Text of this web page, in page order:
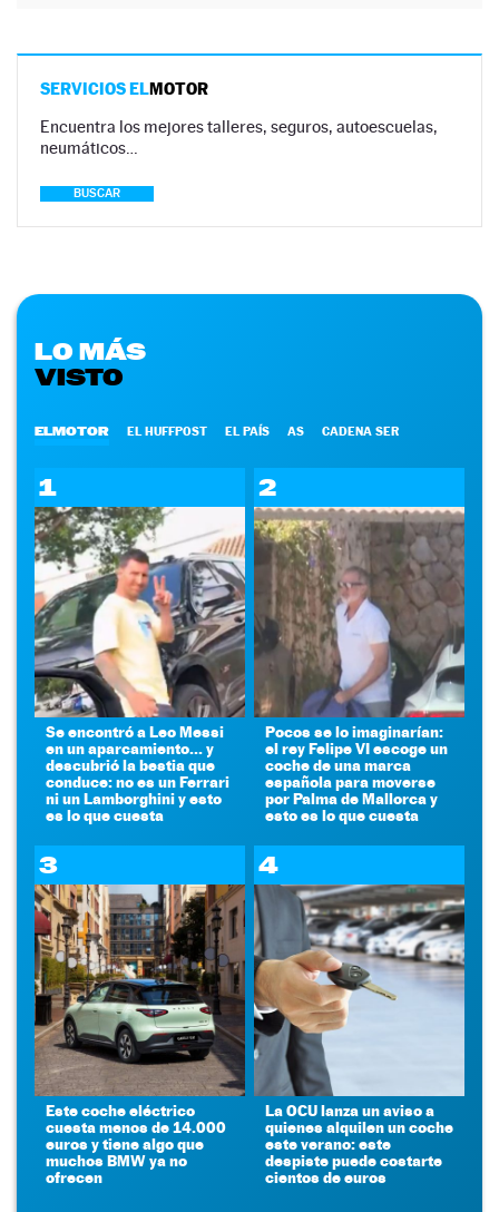
SERVICIOS ELMOTOR
Encuentra los mejores talleres, seguros, autoescuelas,
neumáticos…
BUSCAR
LO MÁS
VISTO
ELMOTOR EL HUFFPOST EL PAÍS AS CADENA SER
1
Se encontró a Leo Messi
en un aparcamiento... y
descubrió la bestia que
conduce: no es un Ferrari
ni un Lamborghini y esto
es lo que cuesta
2
Pocos se lo imaginarían:
el rey Felipe VI escoge un
coche de una marca
española para moverse
por Palma de Mallorca y
esto es lo que cuesta
3
Este coche eléctrico
cuesta menos de 14.000
euros y tiene algo que
muchos BMW ya no
ofrecen
4
La OCU lanza un aviso a
quienes alquilen un coche
este verano: este
despiste puede costarte
cientos de euros